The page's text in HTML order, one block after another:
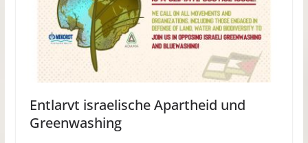
Entlarvt israelische Apartheid und
Greenwashing